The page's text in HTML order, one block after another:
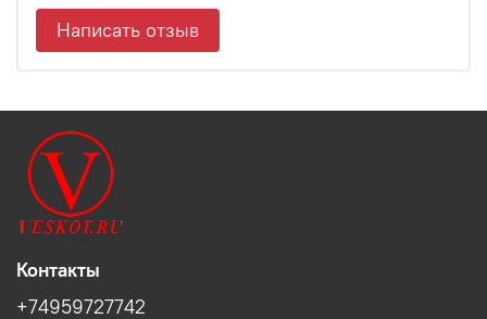
Написать отзыв
Контакты
+74959727742